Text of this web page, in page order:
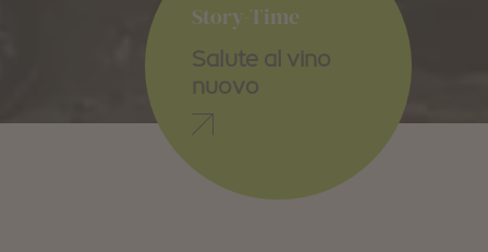
Story-Time
Salute al vino
nuovo